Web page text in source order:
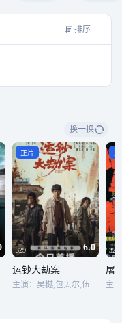
划。
排序
换一换
智,邓健泓,方皓玟,王秀琳,高捷,林保怡,刘国昌
329 6.0
正片
运钞大劫案
主演：吴樾,包贝尔,伍允龙,元彪,安志杰
329
正
屠